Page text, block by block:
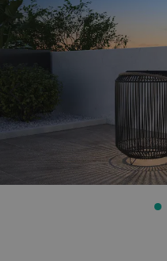
na
koniec
galerii
na
początek
galerii